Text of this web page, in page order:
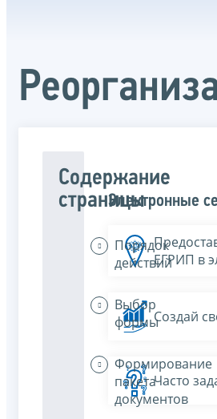
Содержание
страницы
Порядок
действий
Выбор
формы
Формирование
пакета
документов
Электронные
ЕГРИП в
Создай
Часто